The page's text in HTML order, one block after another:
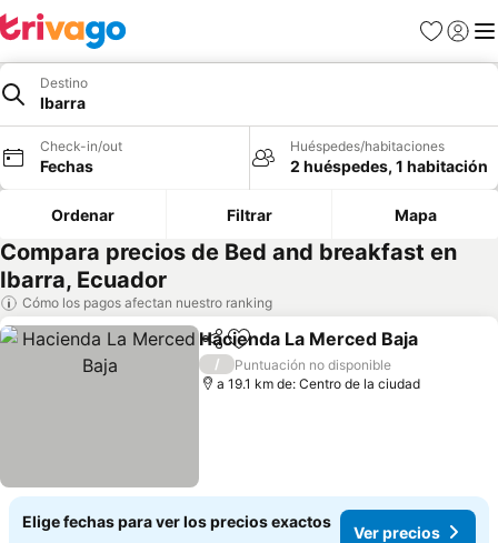
Favoritos
Iniciar
Destino
Ibarra
Check-in/out
Fechas
Huéspedes/habitaciones
2 huéspedes, 1 habitación
Ordenar Filtrar Mapa
Compara precios de Bed and breakfast en
Ibarra, Ecuador
Cómo los pagos afectan nuestro ranking
CompartirAgregar a favoritos
Hacienda La Merced Baja
/
Puntuación no disponible
a 19.1 km de: Centro de la ciudad
Elige fechas para ver los precios exactos
Ver precios